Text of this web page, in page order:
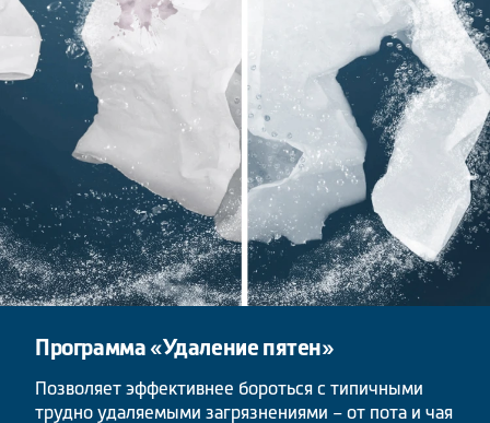
Программа «Удаление пятен»
Позволяет эффективнее бороться с типичными
трудно удаляемыми загрязнениями – от пота и чая